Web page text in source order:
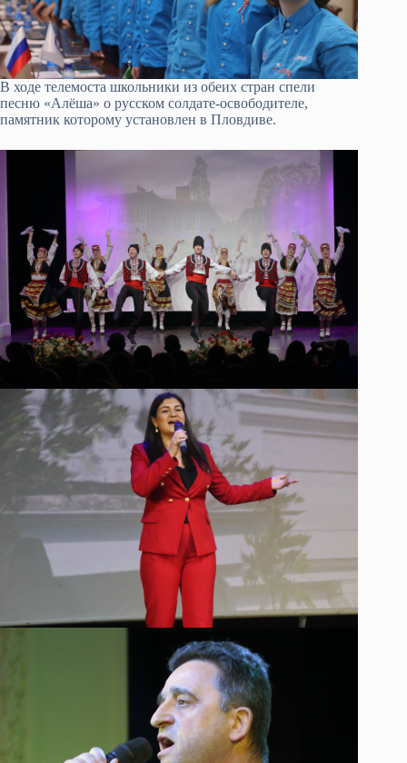
В ходе телемоста школьники из обеих стран спели
песню «Алёша» о русском солдате-освободителе,
памятник которому установлен в Пловдиве.